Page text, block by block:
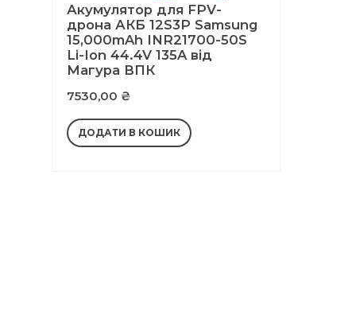
Акумулятор для FPV-
дрона АКБ 12S3P Samsung
15,000mAh INR21700-50S
Li-Ion 44.4V 135A від
Магура ВПК
7530,00 ₴
ДОДАТИ В КОШИК